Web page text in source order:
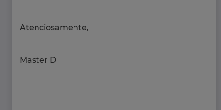
Atenciosamente,
Master D